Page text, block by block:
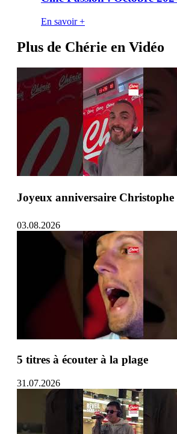
En savoir +
Plus de Chérie en Vidéo
Joyeux anniversaire
03.08.2026
5 titres à écouter à la plage
31.07.2026